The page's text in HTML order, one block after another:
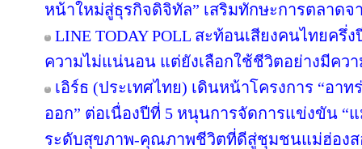
หน้าใหม่สู่ธุรกิจดิจิทัล” เสริมทักษะการตลาด
LINE TODAY POLL สะท้อนเสียงคนไทยครึ่
ความไม่แน่นอน แต่ยังเลือกใช้ชีวิตอย่างมีควา
เอิร์ธ (ประเทศไทย) เดินหน้าโครงการ “อา
ออก” ต่อเนื่องปีที่ 5 หนุนการจัดการแข่งขัน “
ระดับสุขภาพ-คุณภาพชีวิตที่ดีสู่ชุมชนแม่ฮ่อง